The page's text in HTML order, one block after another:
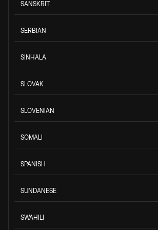
SANSKRIT
SERBIAN
SINHALA
SLOVAK
SLOVENIAN
SOMALI
SPANISH
SUNDANESE
SWAHILI